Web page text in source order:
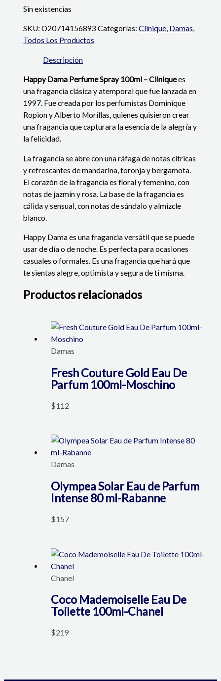
Sin existencias
SKU:O20714156893 Categorías:Clinique, Damas,
Todos Los Productos
Descripción
Happy Dama Perfume Spray 100ml – Cliniquees
una fragancia clásica y atemporal que fue lanzada en
1997. Fue creada por los perfumistas Dominique
Ropion y Alberto Morillas, quienes quisieron crear
una fragancia que capturara la esencia de la alegría y
la felicidad.
La fragancia se abre con una ráfaga de notas cítricas
y refrescantes de mandarina, toronja y bergamota.
El corazón de la fragancia es floral y femenino, con
notas de jazmín y rosa. La base de la fragancia es
cálida y sensual, con notas de sándalo y almizcle
blanco.
Happy Dama es una fragancia versátil que se puede
usar de día o de noche. Es perfecta para ocasiones
casuales o formales. Es una fragancia que hará que
te sientas alegre, optimista y segura de ti misma.
Productos relacionados
Damas
Fresh Couture Gold Eau De
Parfum 100ml-Moschino
$112
Damas
Olympea Solar Eau de Parfum
Intense 80 ml-Rabanne
$157
Chanel
Coco Mademoiselle Eau De
Toilette 100ml-Chanel
$219